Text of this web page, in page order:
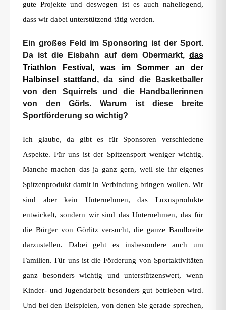
gute Projekte und deswegen ist es auch naheliegend,
dass wir dabei unterstützend tätig werden.
Ein großes Feld im Sponsoring ist der Sport.
Da ist die Eisbahn auf dem Obermarkt, das
Triathlon Festival, was im Sommer an der
Halbinsel stattfand, da sind die Basketballer
von den Squirrels und die Handballerinnen
von den Görls. Warum ist diese breite
Sportförderung so wichtig?
Ich glaube, da gibt es für Sponsoren verschiedene
Aspekte. Für uns ist der Spitzensport weniger wichtig.
Manche machen das ja ganz gern, weil sie ihr eigenes
Spitzenprodukt damit in Verbindung bringen wollen. Wir
sind aber kein Unternehmen, das Luxusprodukte
entwickelt, sondern wir sind das Unternehmen, das für
die Bürger von Görlitz versucht, die ganze Bandbreite
darzustellen. Dabei geht es insbesondere auch um
Familien. Für uns ist die Förderung von Sportaktivitäten
ganz besonders wichtig und unterstützenswert, wenn
Kinder- und Jugendarbeit besonders gut betrieben wird.
Und bei den Beispielen, von denen Sie gerade sprechen,